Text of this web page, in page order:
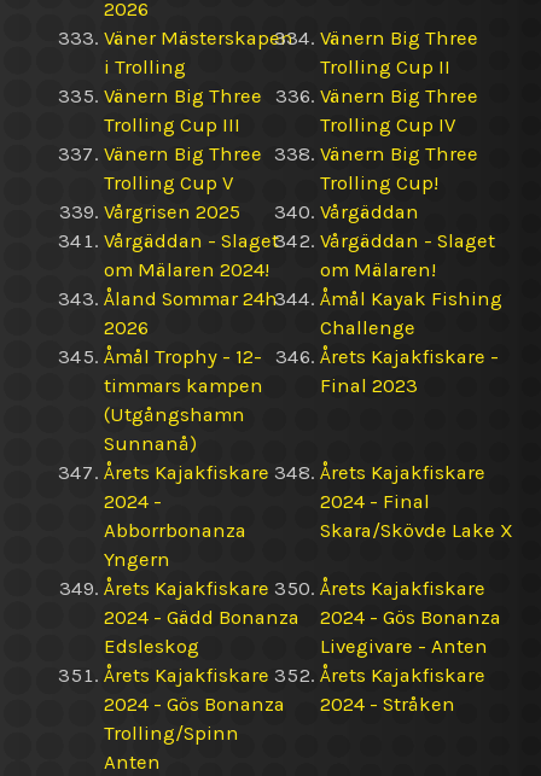
2026
Väner Mästerskapen
i Trolling
Vänern Big Three
Trolling Cup II
Vänern Big Three
Trolling Cup III
Vänern Big Three
Trolling Cup IV
Vänern Big Three
Trolling Cup V
Vänern Big Three
Trolling Cup!
Vårgrisen 2025
Vårgäddan
Vårgäddan - Slaget
om Mälaren 2024!
Vårgäddan - Slaget
om Mälaren!
Åland Sommar 24h
2026
Åmål Kayak Fishing
Challenge
Åmål Trophy - 12-
timmars kampen
(Utgångshamn
Sunnanå)
Årets Kajakfiskare -
Final 2023
Årets Kajakfiskare
2024 -
Abborrbonanza
Yngern
Årets Kajakfiskare
2024 - Final
Skara/Skövde Lake X
Årets Kajakfiskare
2024 - Gädd Bonanza
Edsleskog
Årets Kajakfiskare
2024 - Gös Bonanza
Livegivare - Anten
Årets Kajakfiskare
2024 - Gös Bonanza
Trolling/Spinn
Anten
Årets Kajakfiskare
2024 - Stråken